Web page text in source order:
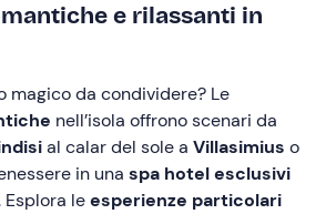
e rilassanti in
magico da condividere? Le
nell’isola offrono scenari da
al calar del sole a Villasimius o
in una spa hotelesclusivi
leesperienze particolari